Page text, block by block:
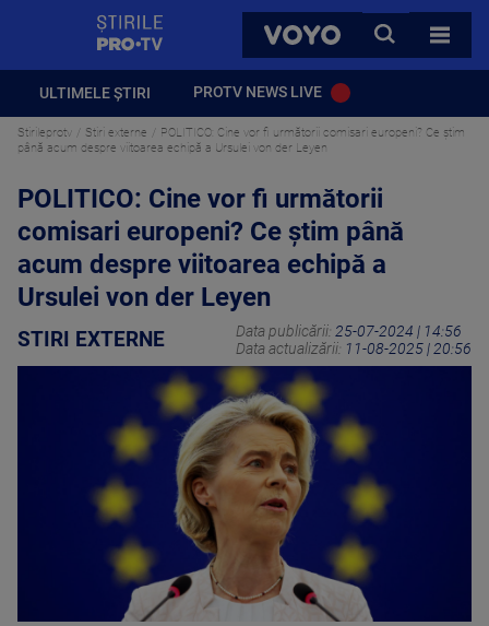
VOYO
CAUTA
TOATE
ULTIMELE ȘTIRI PROTV NEWS LIVE
Stirileprotv Stiri externe
POLITICO: Cine vor fi următorii comisari europeni? Ce ştim
până acum despre viitoarea echipă a Ursulei von der Leyen
POLITICO: Cine vor fi următorii
comisari europeni? Ce ştim până
acum despre viitoarea echipă a
Ursulei von der Leyen
STIRI EXTERNE Data publicării: 25-07-2024 | 14:56
Data actualizării: 11-08-2025 | 20:56